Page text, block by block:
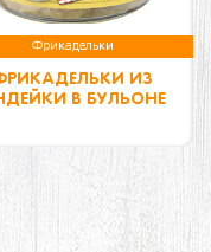
Фрикадельки
ИЗ
В БУЛЬОНЕ